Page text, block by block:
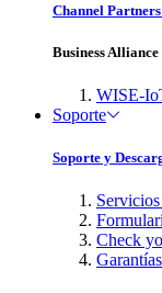
Channel Partners
Business
WISE-
Soporte
Soporte y
Check
Garantías